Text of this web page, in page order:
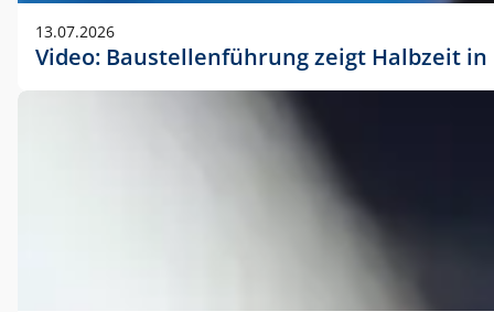
13.07.2026
Video: Baustellenführung zeigt Halbzeit